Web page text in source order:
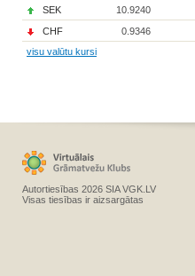
SEK
10.9240
CHF
0.9346
visu valūtu kursi
Autortiesības 2026 SIA VGK.LV
Visas tiesības ir aizsargātas